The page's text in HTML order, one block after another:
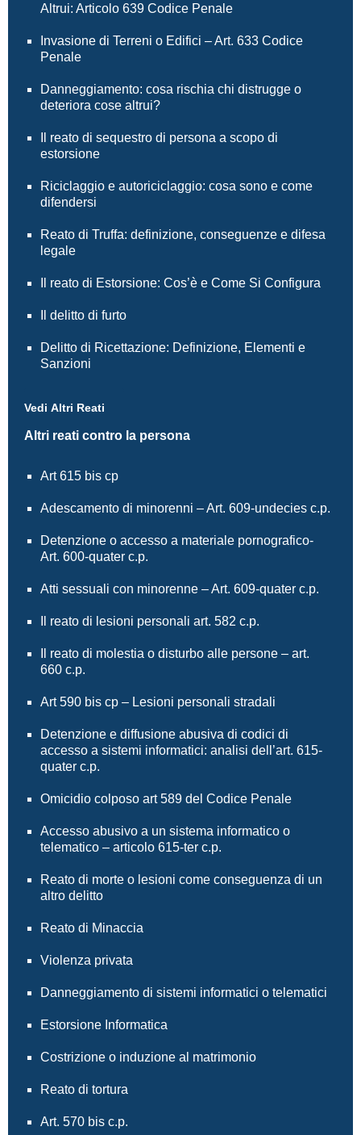
Altrui: Articolo 639 Codice Penale
Invasione di Terreni o Edifici – Art. 633 Codice
Penale
Danneggiamento: cosa rischia chi distrugge o
deteriora cose altrui?
Il reato di sequestro di persona a scopo di
estorsione
Riciclaggio e autoriciclaggio: cosa sono e come
difendersi
Reato di Truffa: definizione, conseguenze e difesa
legale
Il reato di Estorsione: Cos’è e Come Si Configura
Il delitto di furto
Delitto di Ricettazione: Definizione, Elementi e
Sanzioni
Vedi Altri Reati
Altri reati contro la persona
Art 615 bis cp
Adescamento di minorenni – Art. 609-undecies c.p.
Detenzione o accesso a materiale pornografico-
Art. 600-quater c.p.
Atti sessuali con minorenne – Art. 609-quater c.p.
Il reato di lesioni personali art. 582 c.p.
Il reato di molestia o disturbo alle persone – art.
660 c.p.
Art 590 bis cp – Lesioni personali stradali
Detenzione e diffusione abusiva di codici di
accesso a sistemi informatici: analisi dell’art. 615-
quater c.p.
Omicidio colposo art 589 del Codice Penale
Accesso abusivo a un sistema informatico o
telematico – articolo 615-ter c.p.
Reato di morte o lesioni come conseguenza di un
altro delitto
Reato di Minaccia
Violenza privata
Danneggiamento di sistemi informatici o telematici
Estorsione Informatica
Costrizione o induzione al matrimonio
Reato di tortura
Art. 570 bis c.p.